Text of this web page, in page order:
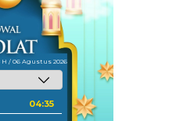
H / 06 Agustus 2026
04:35